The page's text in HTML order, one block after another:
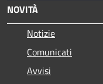
NOVITÀ
Notizie
Comunicati
Avvisi